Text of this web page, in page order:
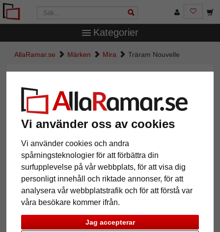
Vi använder oss av cookies
Vi använder cookies och andra
spårningsteknologier för att förbättra din
surfupplevelse på vår webbplats, för att visa dig
personligt innehåll och riktade annonser, för att
analysera vår webbplatstrafik och för att förstå var
våra besökare kommer ifrån.
Jag accepterar
Kategorier
AllaRamar.se Märken Mira Träram Nouvelle
Tillbaka